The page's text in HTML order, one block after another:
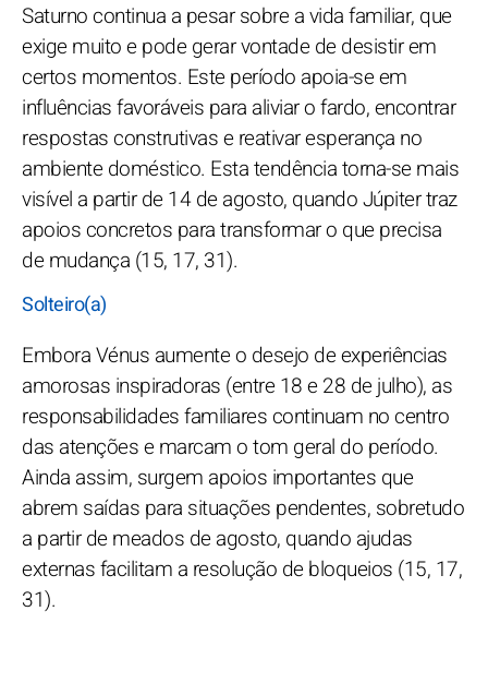
Saturno continua a pesar sobre a vida familiar, que
exige muito e pode gerar vontade de desistir em
certos momentos. Este período apoia-se em
influências favoráveis para aliviar o fardo, encontrar
respostas construtivas e reativar esperança no
ambiente doméstico. Esta tendência torna-se mais
visível a partir de 14 de agosto, quando Júpiter traz
apoios concretos para transformar o que precisa
de mudança (15, 17, 31).
Solteiro(a)
Embora Vénus aumente o desejo de experiências
amorosas inspiradoras (entre 18 e 28 de julho), as
responsabilidades familiares continuam no centro
das atenções e marcam o tom geral do período.
Ainda assim, surgem apoios importantes que
abrem saídas para situações pendentes, sobretudo
a partir de meados de agosto, quando ajudas
externas facilitam a resolução de bloqueios (15, 17,
31).